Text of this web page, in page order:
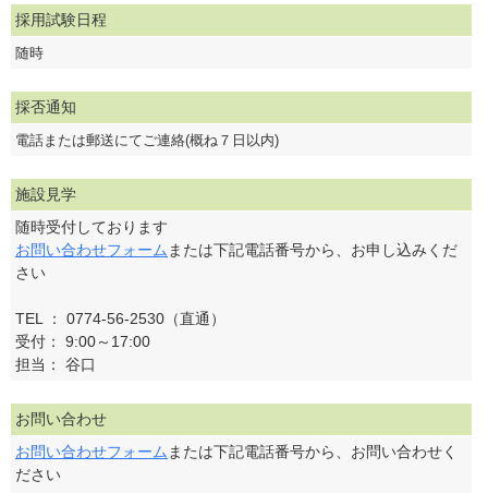
採用試験日程
随時
採否通知
電話または郵送にてご連絡(概ね７日以内)
施設見学
随時受付しております
お問い合わせフォーム または下記電話番号から、お申し込みくだ
さい
TEL ： 0774-56-2530（直通）
受付： 9:00～17:00
担当： 谷口
お問い合わせ
お問い合わせフォーム または下記電話番号から、お問い合わせく
ださい